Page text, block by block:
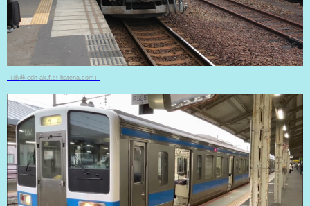
（出典 cdn-ak.f.st-hatena.com）